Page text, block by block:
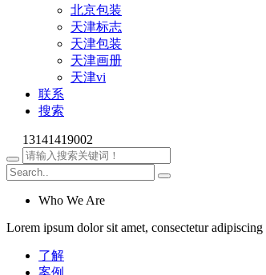
北京包装
天津标志
天津包装
天津画册
天津vi
联系
搜索
13141419002
Who We Are
Lorem ipsum dolor sit amet, consectetur
了解
案例